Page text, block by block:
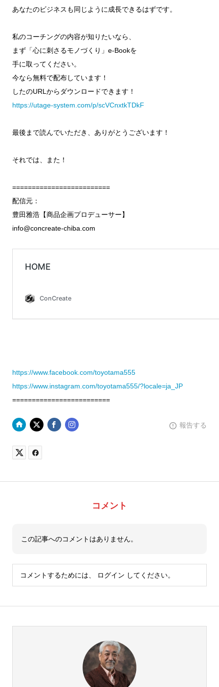
あなたのビジネスも同じように成長できるはずです。
私のコーチングの内容が知りたいなら、
まず「心に刺さるモノづくり」e-Bookを
手に取ってください。
今なら無料で配布しています！
したのURLからダウンロードできます！
https://utage-system.com/p/scVCnxtkTDkF
最後まで読んでいただき、ありがとうございます！
それでは、また！
=========================
配信元：
豊田雅浩【商品企画プロデューサー】
info@concreate-chiba.com
https://www.facebook.com/toyotama555
https://www.instagram.com/toyotama555/?locale=ja_JP
=========================
報告する
コメント
この記事へのコメントはありません。
コメントするためには、 ログイン してください。